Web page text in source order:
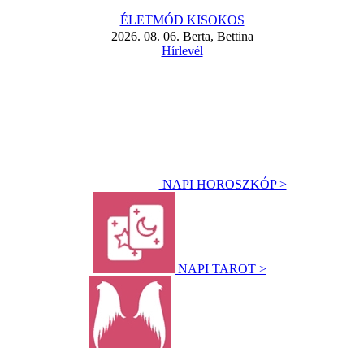
ÉLETMÓD KISOKOS
2026. 08. 06. Berta, Bettina
Hírlevél
NAPI HOROSZKÓP >
NAPI TAROT >